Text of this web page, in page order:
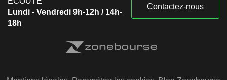
Lundi - Vendredi 9h-12h / 14h-
18h
Contactez-nous